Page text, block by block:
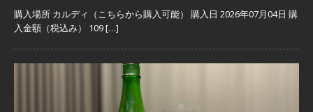
購入場所 カルディ（こちらから購入可能） 購入日 2026年07月04日 購
入金額（税込み） 109[…]